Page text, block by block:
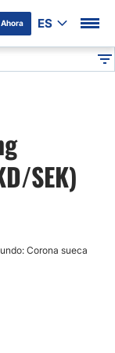
ES
SEK)
Corona sueca